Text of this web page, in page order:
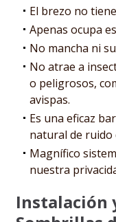
El brezo no
Apenas ocupa
No mancha ni
No atrae a
o peligrosos,
avispas.
Es una eficaz
natural de ruido
Magnífico
nuestra
Instalación